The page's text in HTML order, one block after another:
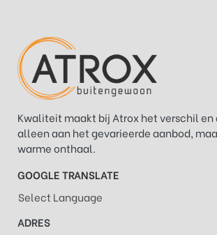
Kwaliteit maakt bij Atrox het verschil
alleen aan het gevarieerde aanbod,
warme onthaal.
GOOGLE TRANSLATE
Select Language
ADRES